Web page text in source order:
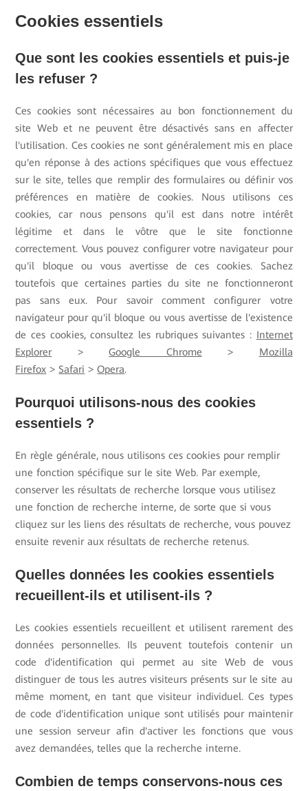
Cookies essentiels
Que sont les cookies essentiels et puis-je
les refuser ?
Ces cookies sont nécessaires au bon fonctionnement du
site Web et ne peuvent être désactivés sans en affecter
l'utilisation. Ces cookies ne sont généralement mis en place
qu'en réponse à des actions spécifiques que vous effectuez
sur le site, telles que remplir des formulaires ou définir vos
préférences en matière de cookies. Nous utilisons ces
cookies, car nous pensons qu'il est dans notre intérêt
légitime et dans le vôtre que le site fonctionne
correctement. Vous pouvez configurer votre navigateur pour
qu'il bloque ou vous avertisse de ces cookies. Sachez
toutefois que certaines parties du site ne fonctionneront
pas sans eux. Pour savoir comment configurer votre
navigateur pour qu'il bloque ou vous avertisse de l'existence
de ces cookies, consultez les rubriques suivantes : Internet
Explorer>Google Chrome > Mozilla
Firefox > Safari >Opera.
Pourquoi utilisons-nous des cookies
essentiels ?
En règle générale, nous utilisons ces cookies pour remplir
une fonction spécifique sur le site Web. Par exemple,
conserver les résultats de recherche lorsque vous utilisez
une fonction de recherche interne, de sorte que si vous
cliquez sur les liens des résultats de recherche, vous pouvez
ensuite revenir aux résultats de recherche retenus.
Quelles données les cookies essentiels
recueillent-ils et utilisent-ils ?
Les cookies essentiels recueillent et utilisent rarement des
données personnelles. Ils peuvent toutefois contenir un
code d'identification qui permet au site Web de vous
distinguer de tous les autres visiteurs présents sur le site au
même moment, en tant que visiteur individuel. Ces types
de code d'identification unique sont utilisés pour maintenir
une session serveur afin d'activer les fonctions que vous
avez demandées, telles que la recherche interne.
Combien de temps conservons-nous ces